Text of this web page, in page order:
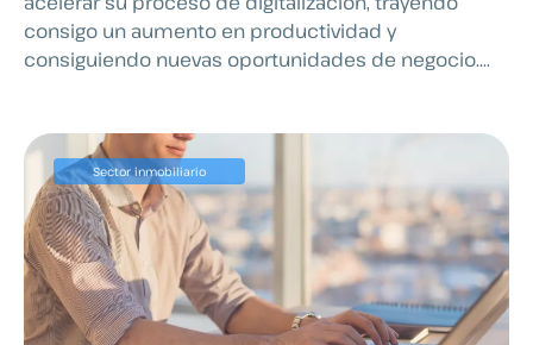
consigo un aumento en productividad y
consiguiendo nuevas oportunidades de negocio....
Sector inmobiliario